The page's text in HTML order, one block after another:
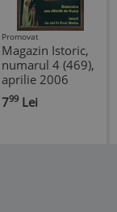
Promovat
Magazin Istoric,
numarul 4 (469),
aprilie 2006
799 Lei